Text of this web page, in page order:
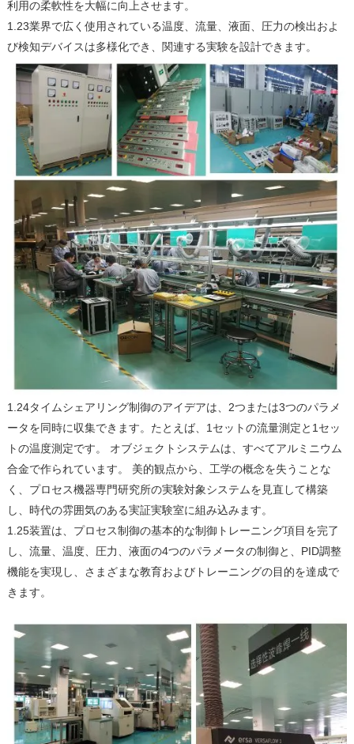
利用の柔軟性を大幅に向上させます。
1.23業界で広く使用されている温度、流量、液面、圧力の検出およ
び検知デバイスは多様化でき、関連する実験を設計できます。
1.24タイムシェアリング制御のアイデアは、2つまたは3つのパラメ
ータを同時に収集できます。たとえば、1セットの流量測定と1セッ
トの温度測定です。 オブジェクトシステムは、すべてアルミニウム
合金で作られています。 美的観点から、工学の概念を失うことな
く、プロセス機器専門研究所の実験対象システムを見直して構築
し、時代の雰囲気のある実証実験室に組み込みます。
1.25装置は、プロセス制御の基本的な制御トレーニング項目を完了
し、流量、温度、圧力、液面の4つのパラメータの制御と、PID調整
機能を実現し、さまざまな教育およびトレーニングの目的を達成で
きます。